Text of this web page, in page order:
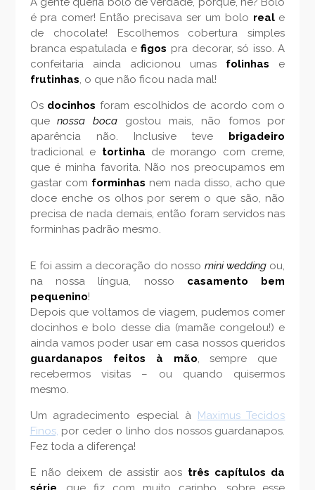
é pra comer! Então precisava ser um bolo real e
de chocolate! Escolhemos cobertura simples
branca espatulada efigos pra decorar, só isso. A
confeitaria ainda adicionou umas folinhas e
frutinhas , o que não ficou nada mal!
Os docinhos foram escolhidos de acordo com o
quenossa boca gostou mais, não fomos por
aparência não. Inclusive teve brigadeiro
tradicional e tortinha de morango com creme,
que é minha favorita. Não nos preocupamos em
gastar com forminhas nem nada disso, acho que
doce enche os olhos por serem o que são, não
precisa de nada demais, então foram servidos nas
forminhas padrão mesmo.
E foi assim a decoração do nosso mini wedding ou,
na nossa língua, nosso casamento bem
pequenino!
Depois que voltamos de viagem, pudemos comer
docinhos e bolo desse dia (mamãe congelou!) e
ainda vamos poder usar em casa nossos queridos
guardanapos feitos à mão , sempre que
recebermos visitas – ou quando quisermos
mesmo.
Um agradecimento especial à Maximus Tecidos
Finos, por ceder o linho dos nossos guardanapos.
Fez toda a diferença!
E não deixem de assistir aos três capítulos da